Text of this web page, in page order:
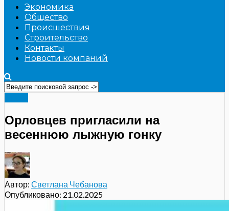
Экономика
Общество
Происшествия
Строительство
Контакты
Новости компаний
Орловцев пригласили на
весеннюю лыжную гонку
Автор: Светлана Чебанова
Опубликовано: 21.02.2025